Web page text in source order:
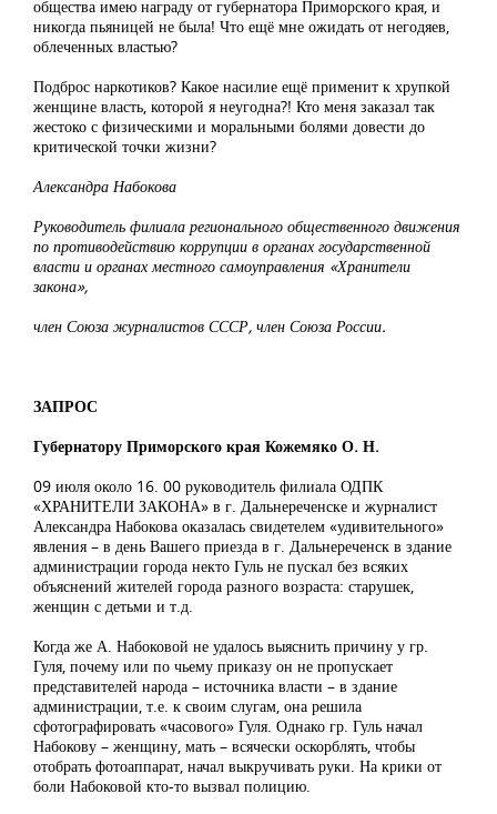
общества имею награду от губернатора Приморского края, и
никогда пьяницей не была! Что ещё мне ожидать от негодяев,
облеченных властью?
Подброс наркотиков? Какое насилие ещё применит к хрупкой
женщине власть, которой я неугодна?! Кто меня заказал так
жестоко с физическими и моральными болями довести до
критической точки жизни?
Александра Набокова
Руководитель филиала регионального общественного движения
по противодействию коррупции в органах государственной
власти и органах местного самоуправления «Хранители
закона»,
член Союза журналистов СССР, член Союза России.
ЗАПРОС
Губернатору Приморского края Кожемяко О. Н.
09 июля около 16. 00 руководитель филиала ОДПК
«ХРАНИТЕЛИ ЗАКОНА» в г. Дальнереченске и журналист
Александра Набокова оказалась свидетелем «удивительного»
явления – в день Вашего приезда в г. Дальнереченск в здание
администрации города некто Гуль не пускал без всяких
объяснений жителей города разного возраста: старушек,
женщин с детьми и т.д.
Когда же А. Набоковой не удалось выяснить причину у гр.
Гуля, почему или по чьему приказу он не пропускает
представителей народа – источника власти – в здание
администрации, т.е. к своим слугам, она решила
сфотографировать «часового» Гуля. Однако гр. Гуль начал
Набокову – женщину, мать – всячески оскорблять, чтобы
отобрать фотоаппарат, начал выкручивать руки. На крики от
боли Набоковой кто-то вызвал полицию.